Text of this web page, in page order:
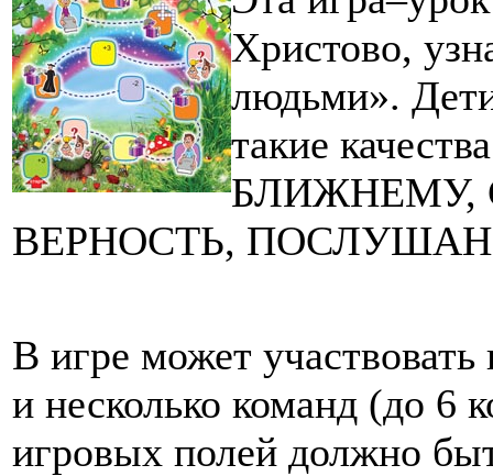
Христово,
людьми».
такие
БЛИЖНЕМУ,
ВЕРНОСТЬ,
В игре может
и несколько команд (до 6
игровых полей должно